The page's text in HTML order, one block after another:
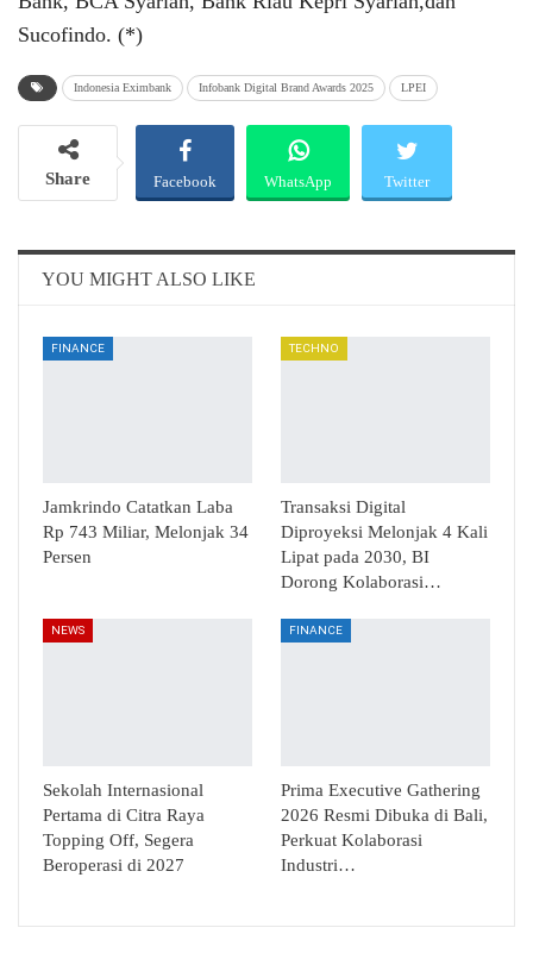
Sucofindo. (*)
Indonesia Eximbank Infobank Digital Brand Awards 2025 LPEI
Share Facebook WhatsApp Twitter
Email
YOU MIGHT ALSO LIKE
FINANCE
Jamkrindo Catatkan Laba
Rp 743 Miliar, Melonjak 34
Persen
TECHNO
Transaksi Digital
Diproyeksi Melonjak 4 Kali
Lipat pada 2030, BI
Dorong Kolaborasi…
NEWS
Sekolah Internasional
Pertama di Citra Raya
Topping Off, Segera
Beroperasi di 2027
FINANCE
Prima Executive Gathering
2026 Resmi Dibuka di Bali,
Perkuat Kolaborasi
Industri…